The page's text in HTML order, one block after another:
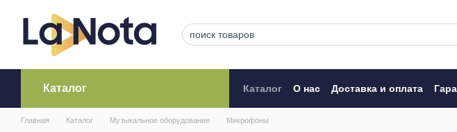
Каталог Каталог О нас Доставка и оплата
Главная Каталог Музыкальное оборудование Микрофоны